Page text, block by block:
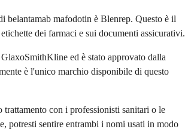
belantamab mafodotin è Blenrep. Questo è il
dei farmaci e sui documenti assicurativi.
ed è stato approvato dalla
è l'unico marchio disponibile di questo
trattamento con i professionisti sanitari o le
potresti sentire entrambi i nomi usati in modo